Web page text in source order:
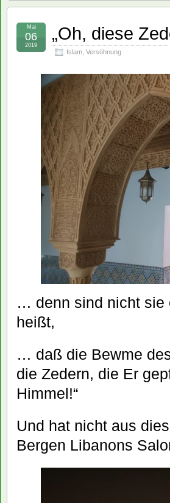
„Oh, diese
Islam Versöhnung
Mai
06
2019
… denn sind nicht sie
heißt,
… daß die Bewme
die Zedern, die Er
Himmel!“
Und hat nicht aus
Bergen Libanons